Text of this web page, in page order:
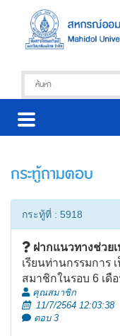
กระทู้ถามตอบ
กระทู้ที่ : 5918
ฝากแนวทางช่วย
เรียนท่านกรรมการ
สมาชิกในรอบ 6 เดื
คุณสมาชิก
11/7/2564 12:03:38
ตอบ 3